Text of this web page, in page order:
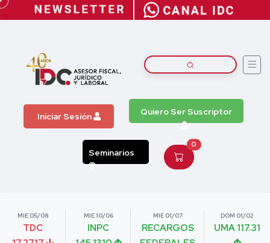
Iniciar Sesión Quiero Ser Suscriptor
Seminarios
0
MIE 05/08
TDC
MIE 10/06
INPC
MIE 01/07
RECARGOS
DOM 01/02
UMA 117.31